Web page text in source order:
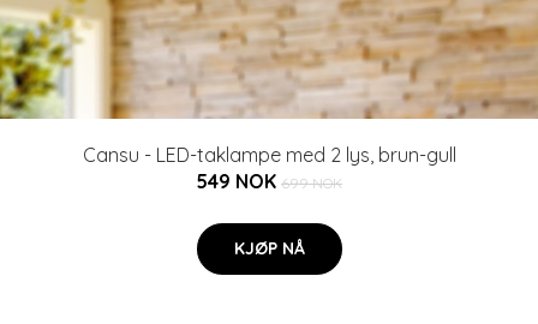
Cansu - LED-taklampe med 2 lys, brun-gull
549 NOK 699 NOK
KJØP NÅ